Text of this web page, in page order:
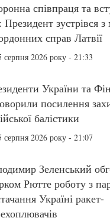
співпраця та
зустрівся з
справ Латвії
серпня 2026 року - 21:33
України та
посилення
балістики
серпня 2026 року - 21:07
Зеленський
Рютте роботу з
Україні ракет-